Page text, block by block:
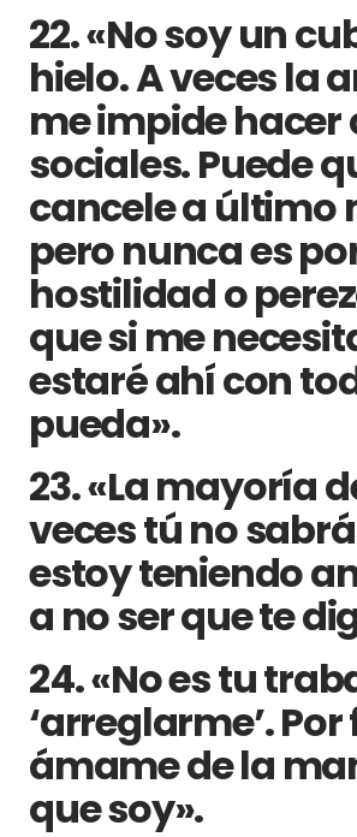
22. «No soy un
hielo. A veces la
me impide hacer
sociales. Puede
cancele a último
pero nunca es
hostilidad o
que si me
estaré ahí con
pueda».
23. «La mayoría
veces tú no
estoy teniendo
a no ser que te
24. «No es tu
‘arreglarme’.
ámame de la
que soy».